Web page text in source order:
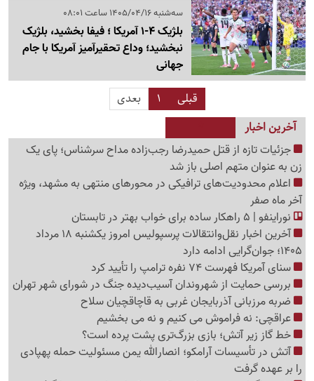
سه‌شنبه 1405/04/16 ساعت 08:01
بلژیک 4-1 آمریکا ؛ فیفا بخشید، بلژیک
نبخشید؛ وداع تحقیرآمیز آمریکا با جام
جهانی
قبلی 1
بعدی
آخرین اخبار
جزئیات تازه از قتل حمیدرضا رجب‌زاده مداح سرشناس؛ پای یک
زن به عنوان متهم اصلی باز شد
اعلام محدودیت‌های ترافیکی در محورهای منتهی به مشهد، ویژه
آخر ماه صفر
نوراینفو | 5 راهکار ساده برای خواب بهتر در تابستان
آخرین اخبار نقل‌وانتقالات پرسپولیس امروز یکشنبه 18 مرداد
1405؛ جوان‌گرایی ادامه دارد
سنای آمریکا فهرست 74 نفره ترامپ را تأیید کرد
بررسی حمایت از شهروندان آسیب‌دیده جنگ در شورای شهر تهران
ضربه مرزبانی آذربایجان غربی به قاچاقچیان سلاح
عراقچی: نه فراموش می کنیم و نه می بخشیم
خط گاز زیر آتش؛ بازی بزرگ‌تری پشت پرده است؟
آتش در تأسیسات آرامکو؛ انصارالله یمن مسئولیت حمله پهپادی
را بر عهده گرفت